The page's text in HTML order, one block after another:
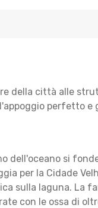
della città alle
perfetto
dell'oceano si
per la Cidade
sulla laguna. La
con le ossa di